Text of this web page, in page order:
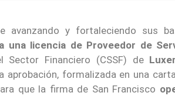
avanzando y fortaleciendo sus
una licencia de Proveedor de
Financiero (CSSF) de
aprobación, formalizada en una
que la firma de San Francisco